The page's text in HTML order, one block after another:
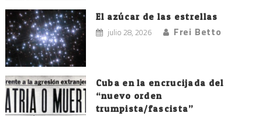
El azúcar de las estrellas
julio 28, 2026 Frei Betto
Cuba en la encrucijada del
“nuevo orden
trumpista/fascista”